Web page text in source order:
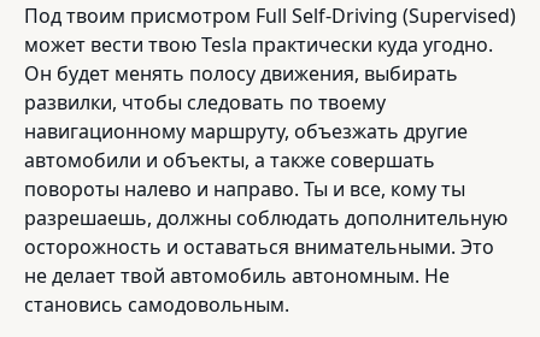
Под твоим присмотром Full Self-Driving (Supervised)
может вести твою Tesla практически куда угодно.
Он будет менять полосу движения, выбирать
развилки, чтобы следовать по твоему
навигационному маршруту, объезжать другие
автомобили и объекты, а также совершать
повороты налево и направо. Ты и все, кому ты
разрешаешь, должны соблюдать дополнительную
осторожность и оставаться внимательными. Это
не делает твой автомобиль автономным. Не
становись самодовольным.